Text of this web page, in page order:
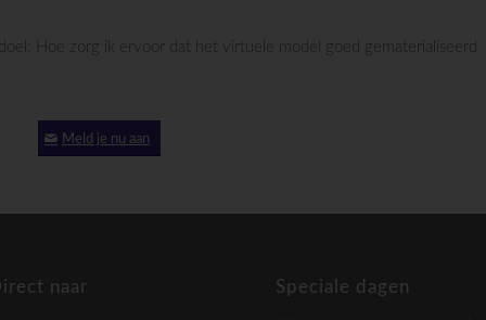
Hoe zorg ik ervoor dat het virtuele model goed gematerialiseerd
Meld je nu aan
naar Speciale dagen